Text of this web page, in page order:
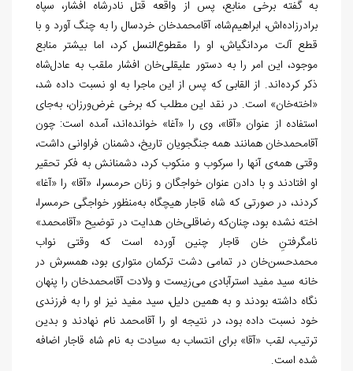
به گفته برخی منابع، پس از واقعه قتل نادرشاه افشار، سپاه
برادرزاده‌‏اش، ابراهیم‌‏‏شاه، آقامحمدخان خردسال را به چنگ آورد و با
قطع آلت مردانگی‏اش،‏ او را مقطوع‌‏النسل کرد، اما بیشتر منابع
موجود، این امر را به دستور علیقلی‏‌خان افشار ملقب به عادل‌شاه
ذکر کرده‌‏اند. از القابی که پس از این ماجرا به او نسبت داده‏ شد،
«اخته‏‌خان» است. در نقد این مطلب که برخی غرض‏‌ورزان، به‏‌جای
استفاده از عنوان «آقا»، وی را «آغا» خوانده‌‏اند، آمده است: چون
آقامحمدخان همانند همه جنگجویان تاریخ، دشمنان فراوانی داشت،
وقتی همهی آن‏ها را سرکوب و منکوب کرد، دشمنانش به فکر تحقیر
او افتادند و با دادن عنوان خواجگان و زنان حرمسرا، «آقا» را «آغا»
کردند، در صورتی که شاه قاجار هیچ‏گاه به‏‌منظور خواجگی حرمسرا،
اخته نشده بود، چنانکه رضاقلی‏‌خان هدایت در توضیح «آقامحمد»
نام‏گرفتنِ خان قاجار چنین آورده است که وقتی نواب
محمدحسن‏‌خان در تمامی دشت ترکمان متواری بود، همسرش در
خانه سید مفید استرآبادی می‏‌زیست و ولادت آقامحمدخان را پنهان
نگاه داشته بودند و به‏ همین دلیل، سید مفید نیز او را به فرزندی
خود نسبت داده بود، در نتیجه او را آقامحمد نام نهادند و بدین
ترتیب، لقب «آقا» برای انتساب به سیادت به نام شاه قاجار اضافه
شده است.